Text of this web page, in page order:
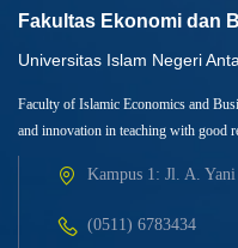
Fakultas Ekonomi dan
Universitas Islam Negeri
Faculty of Islamic Economics and
and innovation in teaching with good
Kampus 1: Jl. A.
(0511) 6783434